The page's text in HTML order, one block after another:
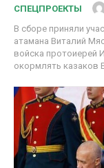
СПЕЦПРОЕКТЫ
В сборе приняли
атамана Виталий
войска протоиерей
окормлять казаков